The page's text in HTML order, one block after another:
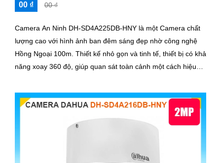
00 ₫ 00 ₫
Camera An Ninh DH-SD4A225DB-HNY là một Camera chất
lượng cao với hình ảnh ban đêm sáng đẹp nhờ công nghệ
Hồng Ngoại 100m. Thiết kế nhỏ gọn và tinh tế, thiết bị có khả
năng xoay 360 độ, giúp quan sát toàn cảnh một cách hiệu